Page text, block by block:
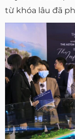
từ khóa lâu đã